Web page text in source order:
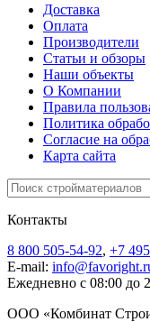
Доставка
Оплата
Производители
Статьи и обзоры
Наши объекты
О Компании
Правила
Политика
Согласие на
Карта сайта
Контакты
8 800 505-54-92, +7
E-mail:
Ежедневно с 08:00 до
ООО «Комбинат